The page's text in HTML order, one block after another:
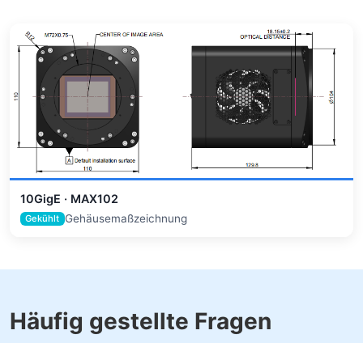
10GigE · MAX102
Gekühlt Gehäusemaßzeichnung
Häufig gestellte Fragen